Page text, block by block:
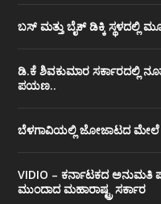
ಬಸ್ ಮತ್ತು ಬೈಕ್ ಡಿಕ್ಕಿ ಸ್ಥಳದಲ್ಲಿ
ಡಿ.ಕೆ ಶಿವಕುಮಾರ ಸರ್ಕಾರದಲ್ಲಿ
ಪಯಣ..
ಬೆಳಗಾವಿಯಲ್ಲಿ ಜೋಜಾಟದ ಮೇಲೆ
VIDIO – ಕರ್ನಾಟಕದ
ಮುಂದಾದ ಮಹಾರಾಷ್ಟ್ರ ಸರ್ಕಾರ